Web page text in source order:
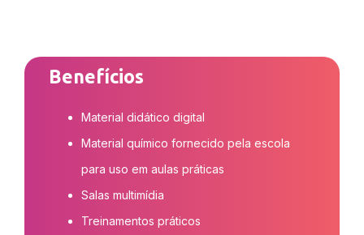
Benefícios
Material didático digital
Material químico fornecido pela escola
para uso em aulas práticas
Salas multimídia
Treinamentos práticos